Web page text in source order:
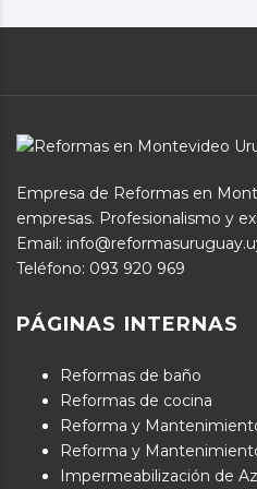
Empresa de Reformas en
empresas. Profesionalismo y
Email:
Teléfono: 093 920 969
PÁGINAS INTERNAS
Reformas de baño
Reformas de cocina
Reforma y
Reforma y
Impermeabilización de